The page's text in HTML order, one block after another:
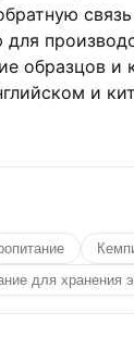
образцов и
и
для хранения